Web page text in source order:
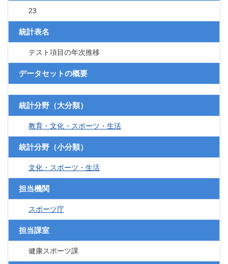
23
統計表名
テスト項目の年次推移
データセットの概要
統計分野（大分類）
教育・文化・スポーツ・生活
統計分野（小分類）
文化・スポーツ・生活
担当機関
スポーツ庁
担当課室
健康スポーツ課